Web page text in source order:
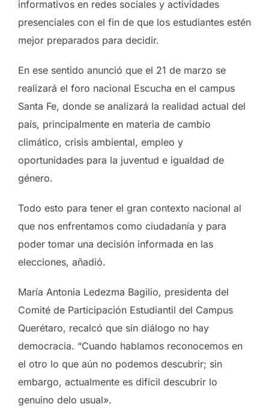
informativos en redes sociales y actividades
presenciales con el fin de que los estudiantes estén
mejor preparados para decidir.
En ese sentido anunció que el 21 de marzo se
realizará el foro nacional Escucha en el campus
Santa Fe, donde se analizará la realidad actual del
país, principalmente en materia de cambio
climático, crisis ambiental, empleo y
oportunidades para la juventud e igualdad de
género.
Todo esto para tener el gran contexto nacional al
que nos enfrentamos como ciudadanía y para
poder tomar una decisión informada en las
elecciones, añadió.
María Antonia Ledezma Bagilio, presidenta del
Comité de Participación Estudiantil del Campus
Querétaro, recalcó que sin diálogo no hay
democracia. “Cuando hablamos reconocemos en
el otro lo que aún no podemos descubrir; sin
embargo, actualmente es difícil descubrir lo
genuino delo usual».